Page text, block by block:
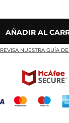
AÑADIR AL
REVISA NUESTRA GUÍA